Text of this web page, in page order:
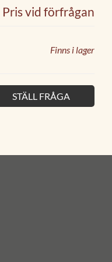
Pris vid förfrågan
Finns i lager
STÄLL FRÅGA